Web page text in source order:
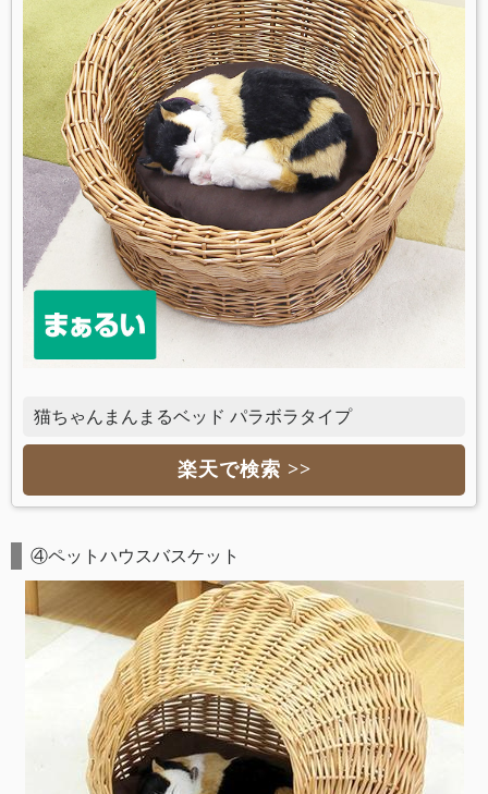
猫ちゃんまんまるベッド パラボラタイプ
楽天で検索 >>
④ペットハウスバスケット